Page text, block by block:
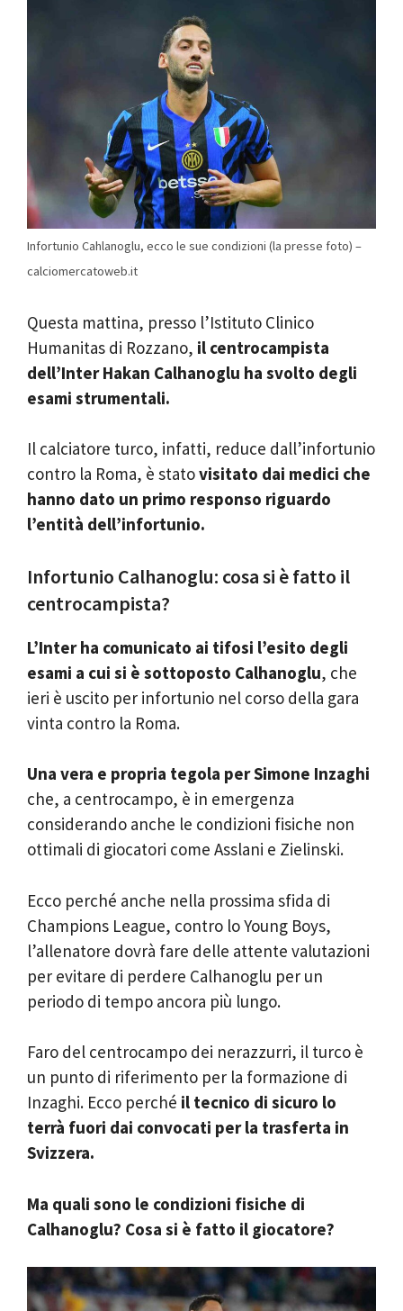
Infortunio Cahlanoglu, ecco le sue condizioni (la presse foto) –
calciomercatoweb.it
Questa mattina, presso l’Istituto Clinico
Humanitas di Rozzano, il centrocampista
dell’Inter Hakan Calhanoglu ha svolto degli
esami strumentali.
Il calciatore turco, infatti, reduce dall’infortunio
contro la Roma, è statovisitato dai medici che
hanno dato un primo responso riguardo
l’entità dell’infortunio.
Infortunio Calhanoglu: cosa si è fatto il
centrocampista?
L’Inter ha comunicato ai tifosi l’esito degli
esami a cui si è sottoposto Calhanoglu, che
ieri è uscito per infortunio nel corso della gara
vinta contro la Roma.
Una vera e propria tegola per Simone Inzaghi
che, a centrocampo, è in emergenza
considerando anche le condizioni fisiche non
ottimali di giocatori come Asslani e Zielinski.
Ecco perché anche nella prossima sfida di
Champions League, contro lo Young Boys,
l’allenatore dovrà fare delle attente valutazioni
per evitare di perdere Calhanoglu per un
periodo di tempo ancora più lungo.
Faro del centrocampo dei nerazzurri, il turco è
un punto di riferimento per la formazione di
Inzaghi. Ecco perché il tecnico di sicuro lo
terrà fuori dai convocati per la trasferta in
Svizzera.
Ma quali sono le condizioni fisiche di
Calhanoglu? Cosa si è fatto il giocatore?